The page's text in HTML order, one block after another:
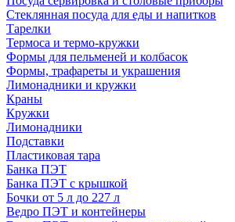
Стеклянная посуда для еды и напитков
Тарелки
Термоса и термо-кружки
Формы для пельменей и колбасок
Формы, трафареты и украшения
Лимонадники и кружки
Краны
Кружки
Лимонадники
Подставки
Пластиковая тара
Банка ПЭТ
Банка ПЭТ с крышкой
Бочки от 5 л до 227 л
Ведро ПЭТ и контейнеры